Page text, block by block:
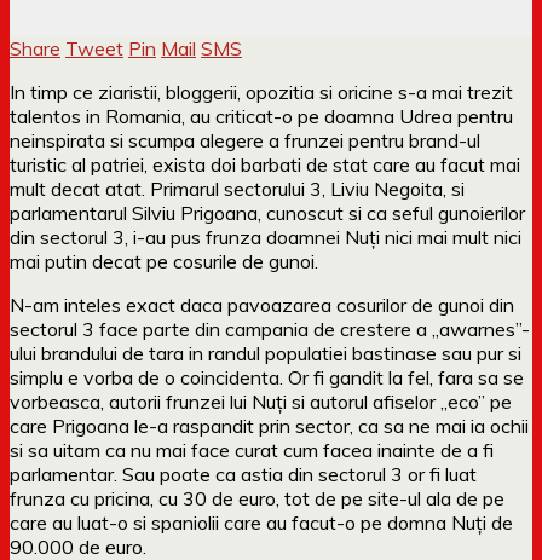
Share Tweet Pin Mail SMS
In timp ce ziaristii, bloggerii, opozitia si oricine s-a mai trezit
talentos in Romania, au criticat-o pe doamna Udrea pentru
neinspirata si scumpa alegere a frunzei pentru brand-ul
turistic al patriei, exista doi barbati de stat care au facut mai
mult decat atat. Primarul sectorului 3, Liviu Negoita, si
parlamentarul Silviu Prigoana, cunoscut si ca seful gunoierilor
din sectorul 3, i-au pus frunza doamnei Nuți nici mai mult nici
mai putin decat pe cosurile de gunoi.
N-am inteles exact daca pavoazarea cosurilor de gunoi din
sectorul 3 face parte din campania de crestere a „awarnes”-
ului brandului de tara in randul populatiei bastinase sau pur si
simplu e vorba de o coincidenta. Or fi gandit la fel, fara sa se
vorbeasca, autorii frunzei lui Nuți si autorul afiselor „eco” pe
care Prigoana le-a raspandit prin sector, ca sa ne mai ia ochii
si sa uitam ca nu mai face curat cum facea inainte de a fi
parlamentar. Sau poate ca astia din sectorul 3 or fi luat
frunza cu pricina, cu 30 de euro, tot de pe site-ul ala de pe
care au luat-o si spaniolii care au facut-o pe domna Nuți de
90.000 de euro.